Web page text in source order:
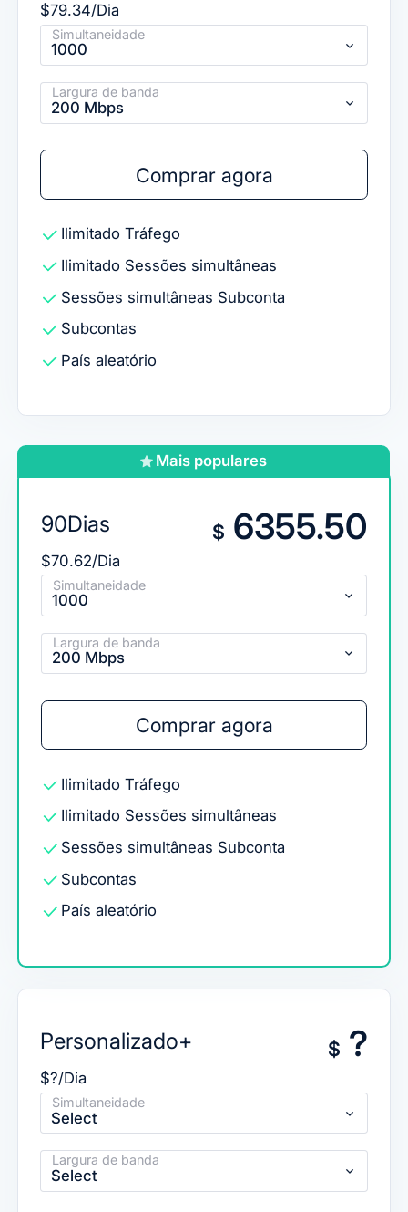
$79.34/Dia
Simultaneidade
1000
Largura de banda
200 Mbps
Comprar agora
Ilimitado Tráfego
Ilimitado Sessões simultâneas
Sessões simultâneas Subconta
Subcontas
País aleatório
Mais populares
90Dias
$70.62/Dia
$ 6355.50
Simultaneidade
1000
Largura de banda
200 Mbps
Comprar agora
Ilimitado Tráfego
Ilimitado Sessões simultâneas
Sessões simultâneas Subconta
Subcontas
País aleatório
Personalizado+
$?/Dia
$ ?
Simultaneidade
Select
Largura de banda
Select